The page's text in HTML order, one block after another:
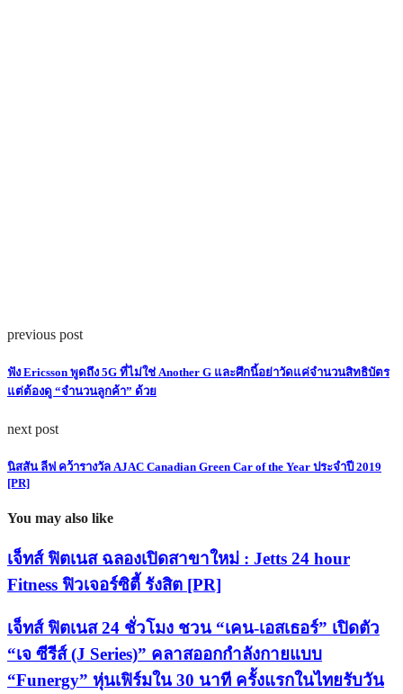
previous post
ฟัง Ericsson พูดถึง 5G ที่ไม่ใช่ Another G และศึกนี้อย่าวัดแค่จำนวนสิทธิบัตร
แต่ต้องดู “จำนวนลูกค้า” ด้วย
next post
นิสสัน ลีฟ คว้ารางวัล AJAC Canadian Green Car of the Year ประจำปี 2019
[PR]
You may also like
เจ็ทส์ ฟิตเนส ฉลองเปิดสาขาใหม่ : Jetts 24 hour
Fitness ฟิวเจอร์ซิตี้ รังสิต [PR]
เจ็ทส์ ฟิตเนส 24 ชั่วโมง ชวน “เคน-เอสเธอร์” เปิดตัว
“เจ ซีรีส์ (J Series)” คลาสออกกำลังกายแบบ
“Funergy” หุ่นเฟิร์มใน 30 นาที ครั้งแรกในไทยรับวัน